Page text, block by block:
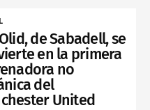
de Sabadell, se
en la primera
no
del
United